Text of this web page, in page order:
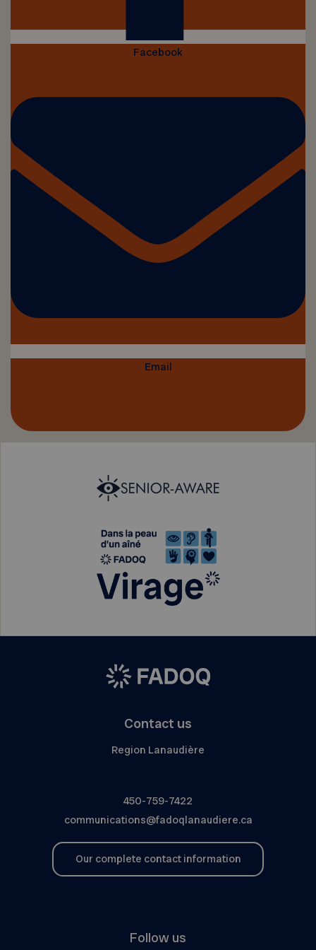
Facebook
Email
Contact us
Region Lanaudière
450-759-7422
communications@fadoqlanaudiere.ca
Our complete contact information
Follow us